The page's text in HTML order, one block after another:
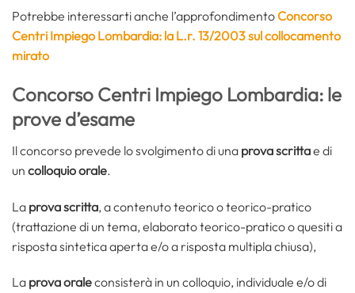
Potrebbe interessarti anche l’approfondimentoConcorso
Centri Impiego Lombardia: la L.r. 13/2003 sul collocamento
mirato
Concorso Centri Impiego Lombardia: le
prove d’esame
Il concorso prevede lo svolgimento di una prova scrittae di
un colloquio orale.
La prova scritta, a contenuto teorico o teorico-pratico
(trattazione di un tema, elaborato teorico-pratico o quesiti a
risposta sintetica aperta e/o a risposta multipla chiusa),
La prova oraleconsisterà in un colloquio, individuale e/o di